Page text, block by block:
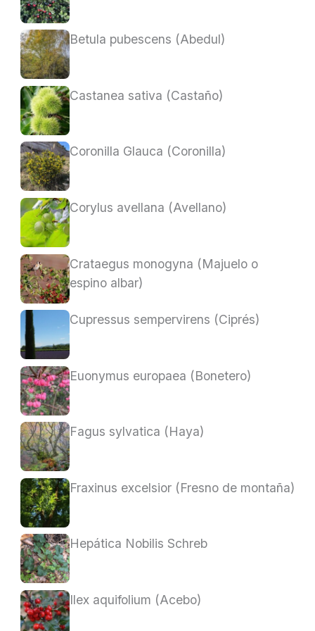
Betula pubescens (Abedul)
Castanea sativa (Castaño)
Coronilla Glauca (Coronilla)
Corylus avellana (Avellano)
Crataegus monogyna (Majuelo o
espino albar)
Cupressus sempervirens (Ciprés)
Euonymus europaea (Bonetero)
Fagus sylvatica (Haya)
Fraxinus excelsior (Fresno de montaña)
Hepática Nobilis Schreb
Ilex aquifolium (Acebo)